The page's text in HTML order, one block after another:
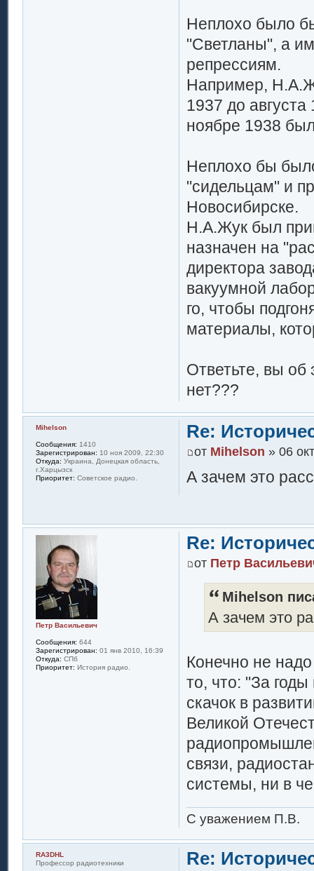
Неплохо было
"Светланы", а
репрессиям.
Например,
1937 до
ноябре 1938
Неплохо бы
"сидельцам" и
Новосибирске.
Н.А.Жук был
назначен на
директора
вакуумной
го, чтобы
материалы,
Ответьте, вы об
нет???
Re:
от Mihelson » 06
А зачем это
Mihelson
Сообщения: 1410
Зарегистрирован: 10 ноя 2009, 22:30
Откуда: Украина, Донецкая область,
г.Харцызск
Приоритет: Советское радио.
Re:
от Петр
Mihelson
А зачем это
Конечно не
то, что: "За
скачок в
Великой
связи,
системы, ни в
С уважением П.В.
Петр Васильевич
Сообщения: 644
Зарегистрирован: 01 янв 2010, 16:39
Откуда: СПб
Приоритет: История радио.
Re:
RA3DHL
Профессор радиотехники